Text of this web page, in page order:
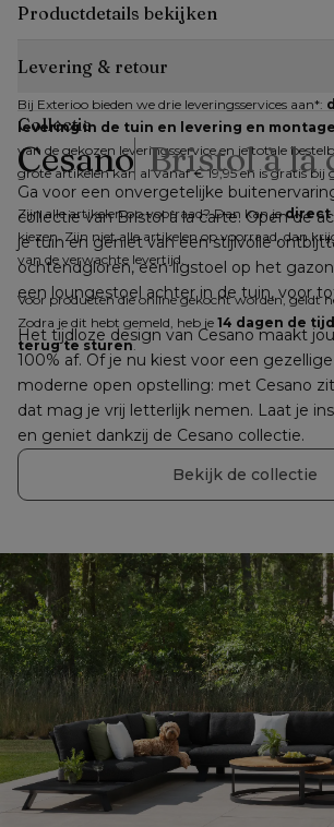
Productdetails bekijken
Levering & retour
Bij Exterioo bieden we drie leveringsservices aan*:
levering in de tuin en levering en montage
van de gekozen leveringsservice en je totale
grote artikelen kan al vanaf € 19,95 en is gratis bij
Zijn alle artikelen op voorraad? Dan kan je direct
kiezen. Zijn niet alle artikelen op voorraad, dan
van de verwachte levertijd.
Voor producten die online gekocht worden, geldt
Zodra je dit hebt gemeld, heb je 14 dagen de
terug te sturen.
Collectie
Cesano Bristol à la
Ga voor een onvergetelijke
collectie van Bristol à la carte. Open de
je tuin en geniet van een stijlvolle
ochtendgloren, een ligstoel op het
een loungestoel achter in de tuin, voor
Het tijdloze design van Cesano maakt
100% af. Of je nu kiest voor een
moderne open opstelling: met Cesano
dat mag je vrij letterlijk nemen. Laat je
en geniet dankzij de Cesano collectie.
Bekijk de collectie